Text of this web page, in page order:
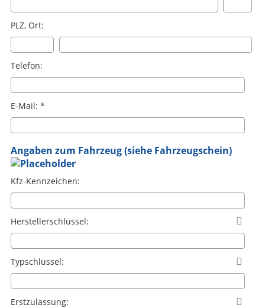
PLZ, Ort:
Telefon:
E-Mail: *
Angaben zum Fahrzeug (siehe Fahrzeugschein)
Kfz-Kennzeichen:
Herstellerschlüssel: 
Typschlüssel: 
Erstzulassung: 